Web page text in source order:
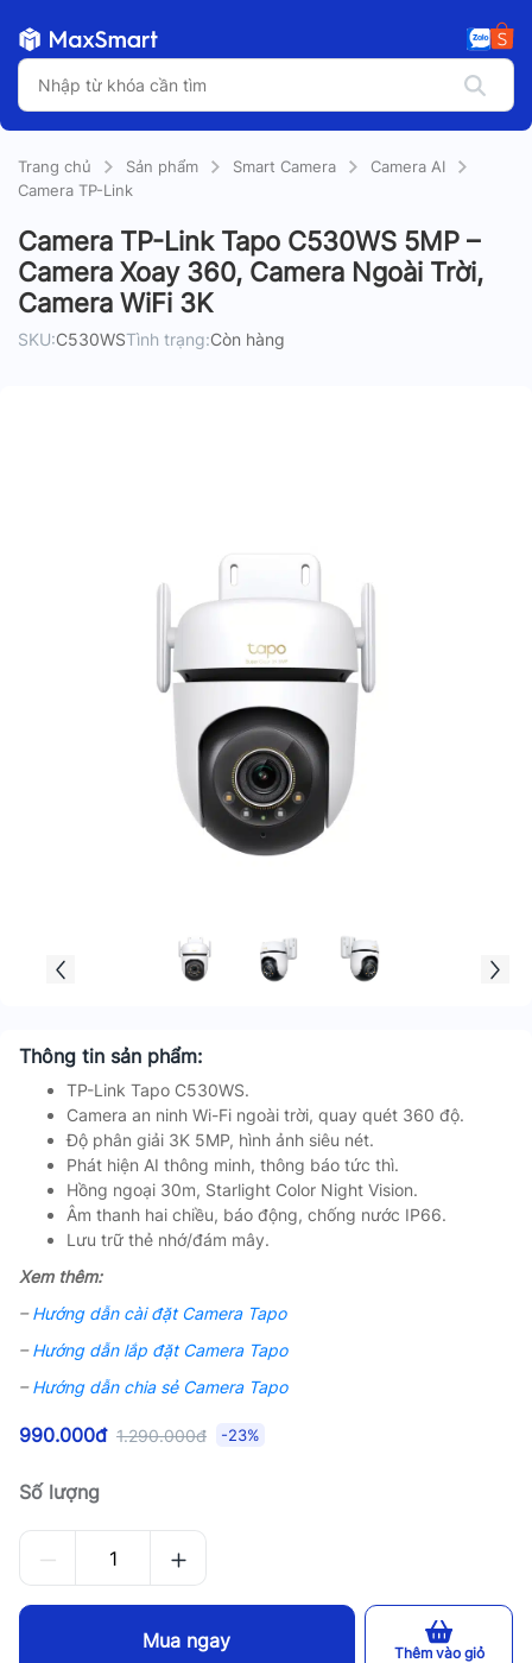
Trang chủ Sản phẩm Smart Camera
Camera AI
Camera TP-Link
Camera TP-Link Tapo C530WS 5MP –
Camera Xoay 360, Camera Ngoài Trời,
Camera WiFi 3K
SKU:C530WSTình trạng:Còn hàng
Thông tin sản phẩm:
TP-Link Tapo C530WS.
Camera an ninh Wi-Fi ngoài trời, quay quét 360 độ.
Độ phân giải 3K 5MP, hình ảnh siêu nét.
Phát hiện AI thông minh, thông báo tức thì.
Hồng ngoại 30m, Starlight Color Night Vision.
Âm thanh hai chiều, báo động, chống nước IP66.
Lưu trữ thẻ nhớ/đám mây.
Xem thêm:
–Hướng dẫn cài đặt Camera Tapo
–Hướng dẫn lắp đặt Camera Tapo
–Hướng dẫn chia sẻ Camera Tapo
990.000đ 1.290.000đ -23%
Số lượng
Mua ngay Thêm vào giỏ